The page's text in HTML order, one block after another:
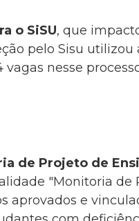
o SiSU, que
pelo Sisu utilizou
nesse
de Projeto de
"Monitoria de
aprovados e